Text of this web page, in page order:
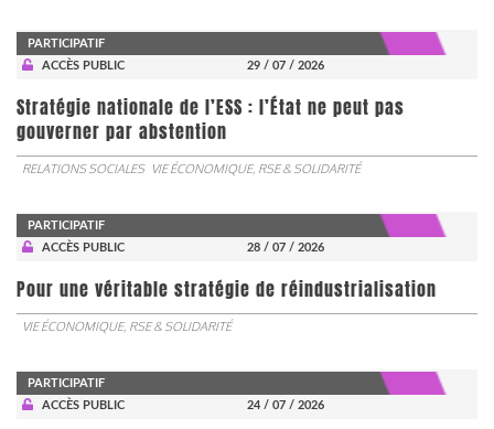
PARTICIPATIF
ACCÈS PUBLIC
29 / 07 / 2026
Stratégie nationale de l’ESS : l’État ne peut pas
gouverner par abstention
RELATIONS SOCIALES VIE ÉCONOMIQUE, RSE & SOLIDARITÉ
PARTICIPATIF
ACCÈS PUBLIC
28 / 07 / 2026
Pour une véritable stratégie de réindustrialisation
VIE ÉCONOMIQUE, RSE & SOLIDARITÉ
PARTICIPATIF
ACCÈS PUBLIC
24 / 07 / 2026